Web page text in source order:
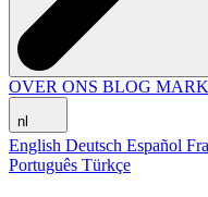
OVER ONS BLOG
nl
English Deutsch Español
Português Türkçe